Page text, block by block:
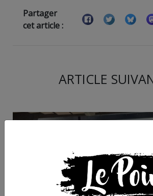
Partager
cet article :
ARTICLE